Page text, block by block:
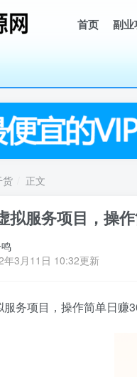
首页 副业
货 正文
拟服务项目，操
年3月11日 10:32更新
务项目，操作简单日赚